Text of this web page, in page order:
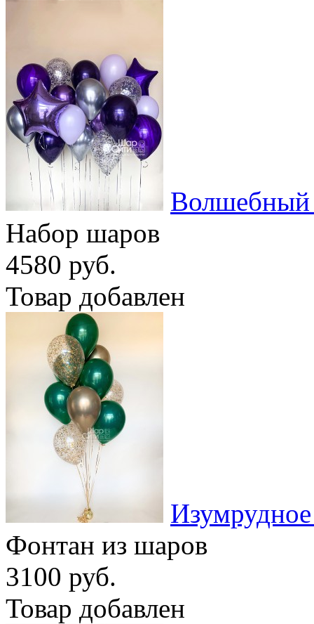
Волшебный
Набор шаров
4580 руб.
Товар добавлен
Фонтан из шаров
3100 руб.
Товар добавлен